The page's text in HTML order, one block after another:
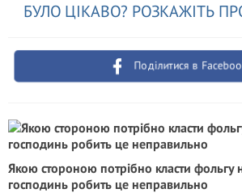
БУЛО ЦІКАВО? РОЗКАЖІТЬ
Поділитися в
Якою стороною потрібно класти фольгу
господинь робить це неправильно